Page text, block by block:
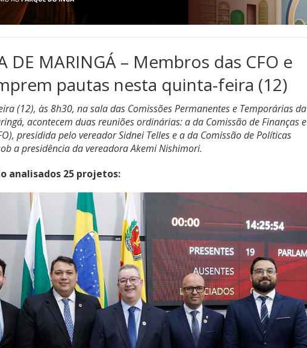
DE MARINGÁ – Membros das CFO e
pautas nesta quinta-feira (12)
(12), às 8h30, na sala das Comissões Permanentes e Temporárias da
acontecem duas reuniões ordinárias: a da Comissão de Finanças e
presidida pelo vereador Sidnei Telles e a da Comissão de Políticas
a presidência da vereadora Akemi Nishimori.
analisados 25 projetos: